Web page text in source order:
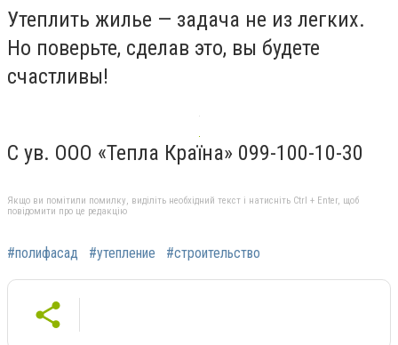
Утеплить жилье — задача не из легких.
Но поверьте, сделав это, вы будете
счастливы!
С ув. ООО «Тепла Країна» 099-100-10-30
Якщо ви помітили помилку, виділіть необхідний текст і натисніть Ctrl + Enter, щоб
повідомити про це редакцію
#полифасад #утепление #строительство